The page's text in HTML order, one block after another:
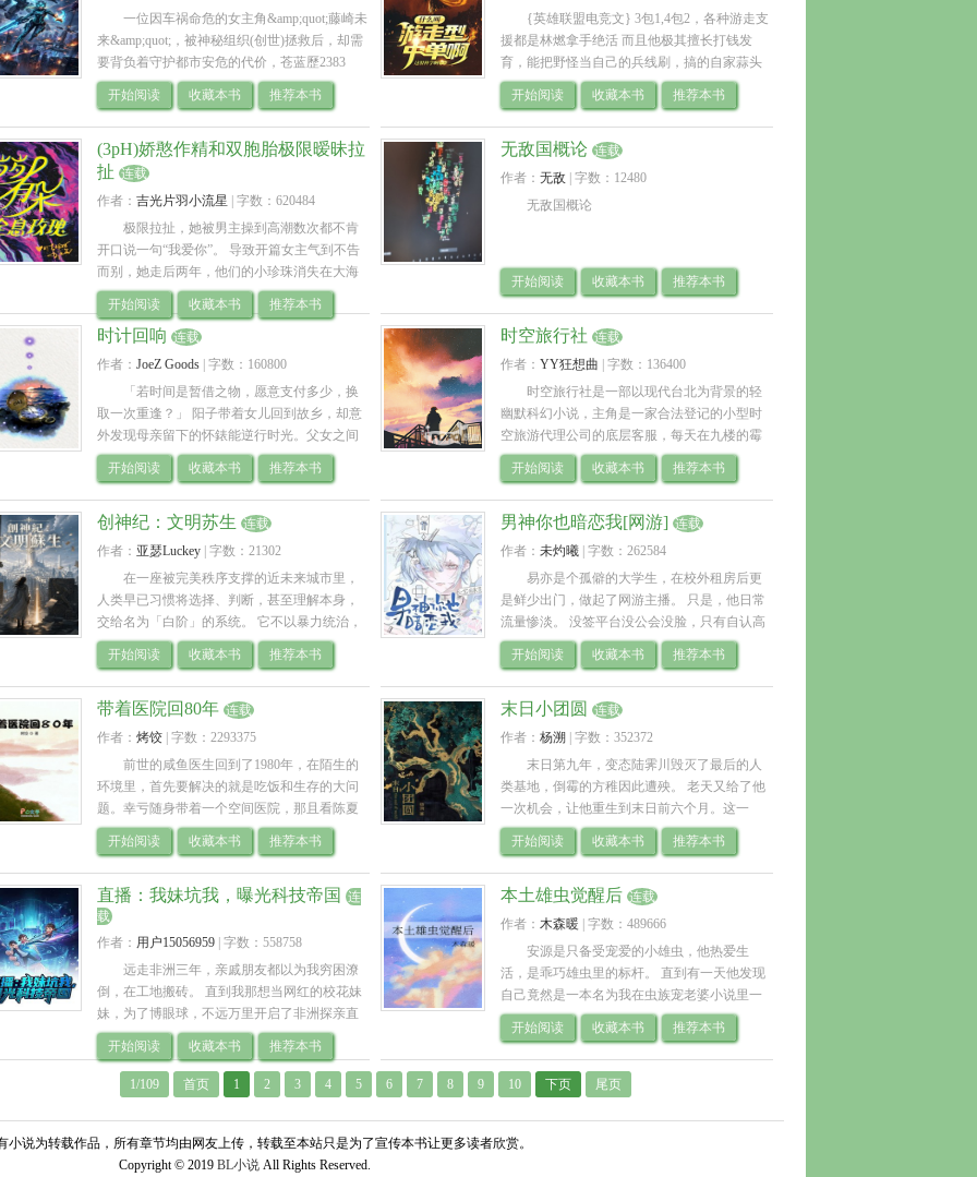
一位因车祸命危的女主角&amp;quot;藤崎未
来&amp;quot;，被神秘组织(创世)拯救后，却需
要背负着守护都市安危的代价，苍蓝歷2383
年，蔚蓝市遭受到不明外来宇宙势力?..
开始阅读 收藏本书 推荐本书
{英雄联盟电竞文} 3包1,4包2，各种游走支
援都是林燃拿手绝活 而且他极其擅长打钱发
育，能把野怪当自己的兵线刷，搞的自家蒜头
王八苦不堪言。 S6出道的林燃努力打碎破晓前
的黑暗，和队友一起为L..
开始阅读 收藏本书 推荐本书
(3pH)娇憨作精和双胞胎极限暧昧拉
扯 连载
作者： 吉光片羽小流星
字数：620484
极限拉扯，她被男主操到高潮数次都不肯
开口说一句“我爱你”。 导致开篇女主气到不告
而别，她走后两年，他们的小珍珠消失在大海
里了。 ----------------------------------------------------
---- 赛博废土，未来世界，小白兔也有大英雄
梦。 小白...
开始阅读 收藏本书 推荐本书
无敌国概论 连载
作者： 无敌
字数：12480
无敌国概论
开始阅读 收藏本书 推荐本书
时计回响 连载
作者： JoeZ Goods 字数：160800
「若时间是暂借之物，愿意支付多少，换
取一次重逢？」 阳子带着女儿回到故乡，却意
外发现母亲留下的怀錶能逆行时光。父女之间
的沉默守候，跨越灾难的羈绊，让她在潮起潮
落中学会爱与放下。 这是一部..
开始阅读 收藏本书 推荐本书
时空旅行社 连载
作者： YY狂想曲
字数：136400
时空旅行社是一部以现代台北为背景的轻
幽默科幻小说，主角是一家合法登记的小型时
空旅游代理公司的底层客服，每天在九楼的霉
味办公室里，对着耳机处理穿越歷史的奥客客
诉—有人在大唐盛世吵着要珍珠奶茶，有人..
开始阅读 收藏本书 推荐本书
创神纪：文明苏生 连载
作者： 亚瑟Luckey 字数：21302
在一座被完美秩序支撑的近未来城市里，
人类早已习惯将选择、判断，甚至理解本身，
交给名为「白阶」的系统。 它不以暴力统治，
也不以谎言欺骗。 它只是让一切变得更有效
率、更稳定、更少痛苦——替人整..
开始阅读 收藏本书 推荐本书
男神你也暗恋我[网游] 连载
作者： 未灼曦 字数：262584
易亦是个孤僻的大学生，在校外租房后更
是鲜少出门，做起了网游主播。 只是，他日常
流量惨淡。 没签平台没公会没脸，只有自认高
尚的好素质，以及快要跑光的水友假爱粉。 直
到—— 他忽然成了..
开始阅读 收藏本书 推荐本书
带着医院回80年 连载
作者： 烤饺 字数：2293375
前世的咸鱼医生回到了1980年，在陌生的
环境里，首先要解决的就是吃饭和生存的大问
题。幸亏随身带着一个空间医院，那且看陈夏
如何借助重生福利，一步步创造财富，发展医
药事业。
开始阅读 收藏本书 推荐本书
末日小团圆
连载
作者： 杨溯
字数：352372
末日第九年，变态陆霁川毁灭了最后的人
类基地，倒霉的方稚因此遭殃。 老天又给了他
一次机会，让他重生到末日前六个月。这一
次，他辞职，囤货，学习各种生存技能，带着
能滴出灵液的传家宝小玉瓶，回到外婆..
开始阅读 收藏本书 推荐本书
直播：我妹坑我，曝光科技帝国
连
载
作者： 用户15056959 字数：558758
远走非洲三年，亲戚朋友都以为我穷困潦
倒，在工地搬砖。 直到我那想当网红的校花妹
妹，为了博眼球，不远万里开启了非洲探亲直
播。 “哥，你这保安怎么都一个模子刻出来
的？” “哦，量产型机器人，流水线上下来的..
开始阅读 收藏本书 推荐本书
本土雄虫觉醒后 连载
作者： 木森暖
字数：489666
安源是只备受宠爱的小雄虫，他热爱生
活，是乖巧雄虫里的标杆。 直到有一天他发现
自己竟然是一本名为我在虫族宠老婆小说里一
只炮灰雄虫。 小说他以虐打雌君为乐，是个极
度暴虐的雄虫，也是一个炮灰角色..
开始阅读 收藏本书 推荐本书
1/109 首页 1 2 3 4 5 6 7 8 9 10 下页 尾页
小说为转载作品，所有章节均由网友上传，转载至本站只是为了宣传本书让更多读者欣赏。
Copyright © 2019 BL小说All Rights Reserved.